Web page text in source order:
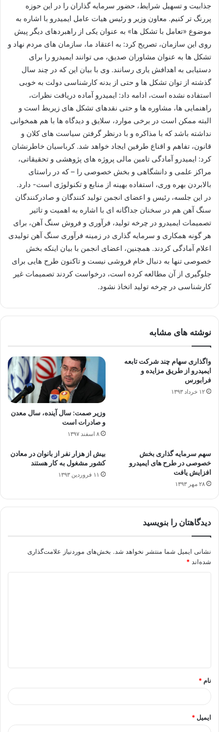
جذابیت و تسهیل شرایط، حضور سرمایه گذاران را در این حوزه
پررنگ تر كنیم. معاون وزیر و رئیس هیات عامل ایمیدرو با اشاره به
موضوع «تعامل با تشكل ها» به عنوان یكی از راهبردهای دیگر پیش
روی این سازمان، تصریح كرد: به اعتقاد ما، سازمان های مردم نهاد و
تشكل ها به عنوان مشاوران صدیق، می توانند ایمیدرو را برای
دستیابی به اهدافش یاری رسانند. وی با بیان این كه در چند سال
گذشته از توان تشكل ها و حتی از بدنه كارشناسی دولت به خوبی
استفاده نشده است، ادامه داد: ایمیدرو آماده دریافت نظرات،
راهنمایی ها، مشاوره ها و حتی نقدهای تشكل های زیربط است و
البته ممكن است در برخی موارد، سلایق و دیدگاه ها با هم همخوانی
نداشته باشد كه با مذاكره و با درنظر گرفتن سیاست های كلان و
قانون، تفاهم و اقناع طرفین ایجاد خواهد شد. كرباسیان خاطرنشان
كرد: ایمیدرو آمادگی تامین مالی پروژه های پژوهشی و تحقیقاتی،
مراكز علمی و دانشگاهی و بخش خصوصی را – كه در راستای
بالابردن بهره وری، استفاده بهینه از منابع و تكنولوژی است- دارد.
در این جلسه، رئیس و اعضای انجمن تولید كنندگان و صادركنندگان
سنگ آهن هم در سخنان جداگانه ای با اشاره به اهمیت و تاثیر
تصمیمات ایمیدرو در چرخه تولید، فرآوری و فروش سنگ آهن، برای
هر گونه همكاری و سرمایه گذاری در زمینه فرآوری سنگ آهن تولیدی
اعلام آمادگی كردند. همچنین، اعضای انجمن با بیان اینكه بخش
خصوصی تنها به دنبال خام فروشی نیست و تاكنون طرح هایی برای
جلوگیری از آن مطالعه كرده است، درخواست كردند تصمیمات غیر
كارشناسی در چرخه تولید اتخاذ نشود.
نوشته های مشابه
واگذاری سهام چند شرکت تابعه
ایمیدرو از طریق مزایده و
فرابورس
۱۲ خرداد ۱۳۹۳
وزیر صمت: سال آینده، سال معدن
و صادرات است
۸ اسفند ۱۳۹۷
سهم سرمایه گذاری بخش
خصوصی در طرح های ایمیدرو
افزایش یافت
۲۸ مهر ۱۳۹۳
بیش از هزار نفر از بانوان در معادن
کشور مشغول به کار هستند
۱۱ فروردین ۱۳۹۳
دیدگاهتان را بنویسید
نشانی ایمیل شما منتشر نخواهد شد. بخش‌های موردنیاز علامت‌گذاری
شده‌اند *
*
نام *
ایمیل *